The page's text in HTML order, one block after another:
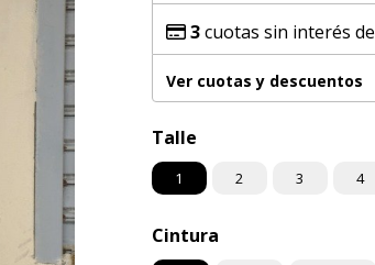
3cuotas sin interés de
Ver cuotas y descuentos
Talle
1 2 3 4
Cintura